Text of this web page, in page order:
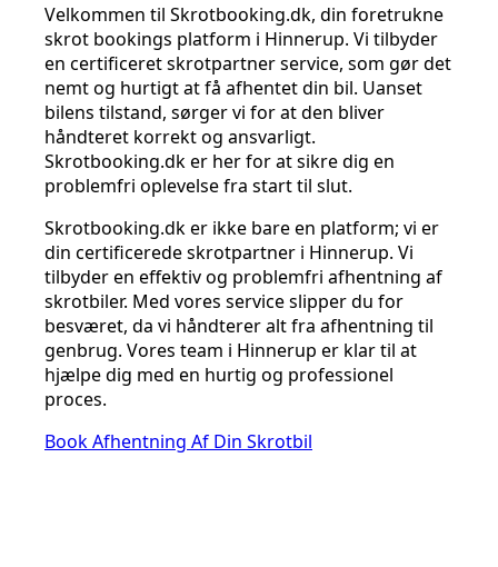
Velkommen til Skrotbooking.dk, din foretrukne
skrot bookings platform i Hinnerup. Vi tilbyder
en certificeret skrotpartner service, som gør det
nemt og hurtigt at få afhentet din bil. Uanset
bilens tilstand, sørger vi for at den bliver
håndteret korrekt og ansvarligt.
Skrotbooking.dk er her for at sikre dig en
problemfri oplevelse fra start til slut.
Skrotbooking.dk er ikke bare en platform; vi er
din certificerede skrotpartner i Hinnerup. Vi
tilbyder en effektiv og problemfri afhentning af
skrotbiler. Med vores service slipper du for
besværet, da vi håndterer alt fra afhentning til
genbrug. Vores team i Hinnerup er klar til at
hjælpe dig med en hurtig og professionel
proces.
Book Afhentning Af Din Skrotbil